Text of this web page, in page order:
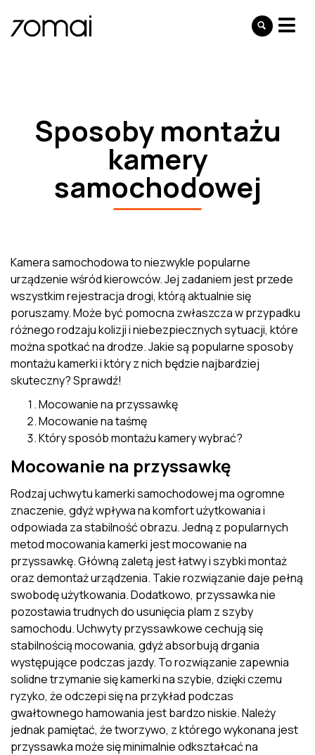
Sposoby montażu
kamery
samochodowej
Kamera samochodowa to niezwykle popularne
urządzenie wśród kierowców. Jej zadaniem jest przede
wszystkim rejestracja drogi, którą aktualnie się
poruszamy. Może być pomocna zwłaszcza w przypadku
różnego rodzaju kolizji i niebezpiecznych sytuacji, które
można spotkać na drodze. Jakie są popularne sposoby
montażu kamerki i który z nich będzie najbardziej
skuteczny? Sprawdź!
Mocowanie na przyssawkę
Mocowanie na taśmę
Który sposób montażu kamery wybrać?
Mocowanie na przyssawkę
Rodzaj uchwytu kamerki samochodowej ma ogromne
znaczenie, gdyż wpływa na komfort użytkowania i
odpowiada za stabilność obrazu. Jedną z popularnych
metod mocowania kamerki jest mocowanie na
przyssawkę. Główną zaletą jest łatwy i szybki montaż
oraz demontaż urządzenia. Takie rozwiązanie daje pełną
swobodę użytkowania. Dodatkowo, przyssawka nie
pozostawia trudnych do usunięcia plam z szyby
samochodu. Uchwyty przyssawkowe cechują się
stabilnością mocowania, gdyż absorbują drgania
występujące podczas jazdy. To rozwiązanie zapewnia
solidne trzymanie się kamerki na szybie, dzięki czemu
ryzyko, że odczepi się na przykład podczas
gwałtownego hamowania jest bardzo niskie. Należy
jednak pamiętać, że tworzywo, z którego wykonana jest
przyssawka może się minimalnie odkształcać na